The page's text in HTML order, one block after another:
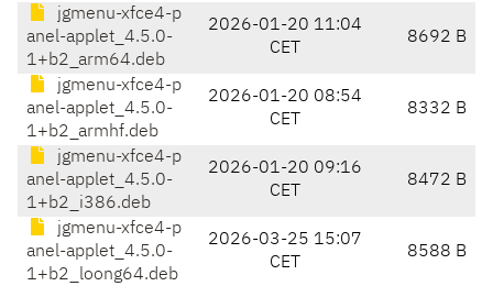
jgmenu-xfce4-p
anel-applet_4.5.0-
1+b2_arm64.deb
2026-01-20 11:04
CET
8692 B
jgmenu-xfce4-p
anel-applet_4.5.0-
1+b2_armhf.deb
2026-01-20 08:54
CET
8332 B
jgmenu-xfce4-p
anel-applet_4.5.0-
1+b2_i386.deb
2026-01-20 09:16
CET
8472 B
jgmenu-xfce4-p
anel-applet_4.5.0-
1+b2_loong64.deb
2026-03-25 15:07
CET
8588 B